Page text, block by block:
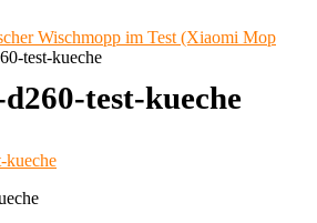
Wischmopp im Test (Xiaomi Mop
test-kueche
test-kueche